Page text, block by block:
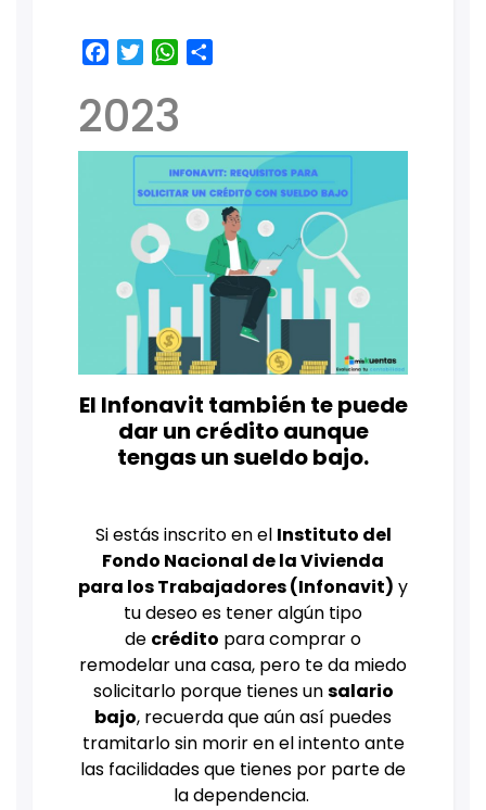
Facebook
TwitterWhatsApp
2023
El Infonavit también te puede
dar un crédito aunque
tengas un sueldo bajo.
Si estás inscrito en el Instituto del
Fondo Nacional de la Vivienda
para los Trabajadores (Infonavit) y
tu deseo es tener algún tipo
de crédito para comprar o
remodelar una casa, pero te da miedo
solicitarlo porque tienes unsalario
bajo, recuerda que aún así puedes
tramitarlo sin morir en el intento ante
las facilidades que tienes por parte de
la dependencia.